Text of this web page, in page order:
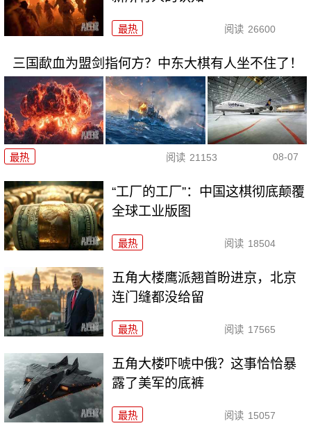
最热 阅读 26600
三国歃血为盟剑指何方？中东大棋有人坐不住了！
最热 阅读 21153 08-07
“工厂的工厂”：中国这棋彻底颠覆
全球工业版图
最热 阅读 18504
五角大楼鹰派翘首盼进京，北京
连门缝都没给留
最热 阅读 17565
五角大楼吓唬中俄？这事恰恰暴
露了美军的底裤
最热 阅读 15057